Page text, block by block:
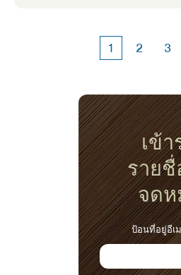
ของพวกเขาในขณะ
1 2 3
เข้
ราย
จดห
ป้อนที่อยู่อีเ